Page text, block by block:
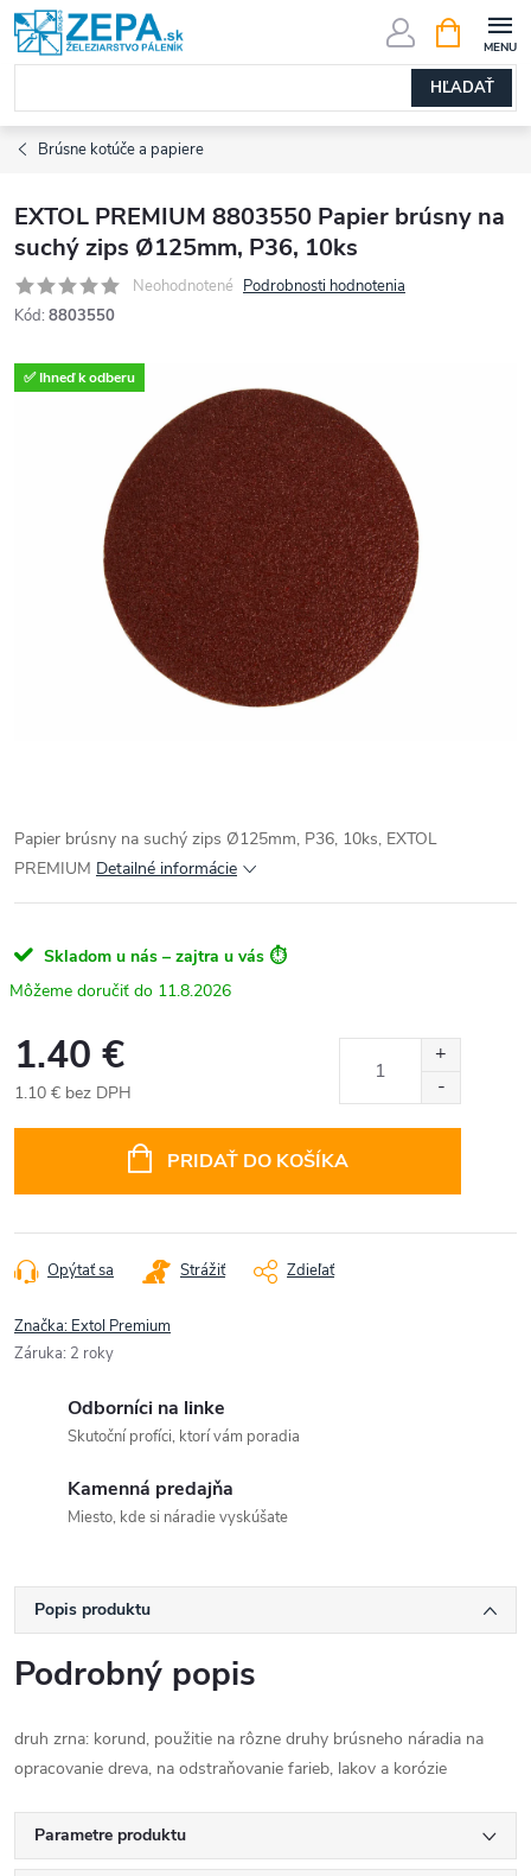
Prejsť
na
obsah
HĽADAŤ
KOŠÍK
Brúsne kotúče a papiere
EXTOL PREMIUM 8803550 Papier brúsny na
suchý zips Ø125mm, P36, 10ks
Neohodnotené Podrobnosti hodnotenia
Kód: 8803550
✅ Ihneď k odberu
Papier brúsny na suchý zips Ø125mm, P36, 10ks, EXTOL
PREMIUM Detailné informácie
Skladom u nás – zajtra u vás ⏱️
11.8.2026
1.40 €
1.10 € bez DPH
PRIDAŤ DO KOŠÍKA
Opýtať sa Strážiť Zdieľať
Značka: Extol Premium
Záruka: 2 roky
Odborníci na linke
Skutoční profíci, ktorí vám poradia
Kamenná predajňa
Miesto, kde si náradie vyskúšate
Popis produktu
Podrobný popis
druh zrna: korund, použitie na rôzne druhy brúsneho náradia na
opracovanie dreva, na odstraňovanie farieb, lakov a korózie
Parametre produktu